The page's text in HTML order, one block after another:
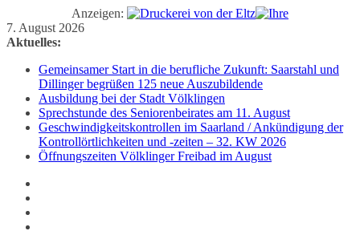
Anzeigen:
Zum
Inhalt
7. August 2026
Aktuelles:
Gemeinsamer Start in die berufliche Zukunft: Saarstahl und
Dillinger begrüßen 125 neue Auszubildende
Ausbildung bei der Stadt Völklingen
Sprechstunde des Seniorenbeirates am 11. August
Geschwindigkeitskontrollen im Saarland / Ankündigung der
Kontrollörtlichkeiten und -zeiten – 32. KW 2026
Öffnungszeiten Völklinger Freibad im August